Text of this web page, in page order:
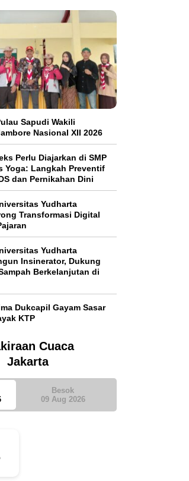
Sapudi Wakili
Nasional XII 2026
Perlu Diajarkan di SMP
Yoga: Langkah Preventif
dan Pernikahan Dini
Yudharta
Transformasi Digital
Yudharta
Insinerator, Dukung
Berkelanjutan di
Dukcapil Gayam Sasar
KTP
Cuaca
Jakarta
Besok
09 Aug 2026